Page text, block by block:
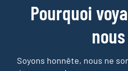
Pourquoi
nous
Soyons honnête, nous ne